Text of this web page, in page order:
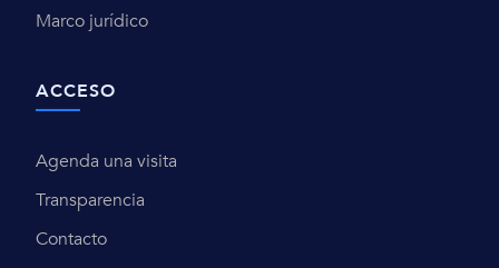
Marco jurídico
ACCESO
Agenda una visita
Transparencia
Contacto